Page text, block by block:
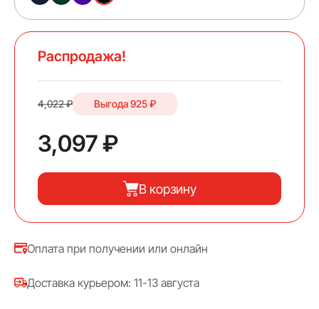
Распродажа!
4,022 ₽ Выгода925 ₽
3,097 ₽
В корзину
Оплата при получении или онлайн
Доставка курьером: 11-13 августа